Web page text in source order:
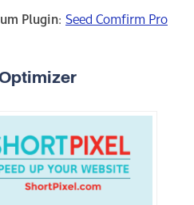
Plugin: Seed Comfirm Pro